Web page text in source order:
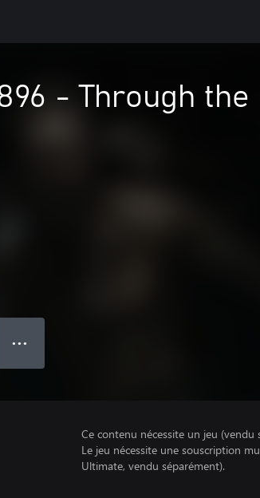
- Through
● ● ●
Ce contenu nécessite un jeu (vendu
Le jeu nécessite une souscription
Ultimate, vendu séparément).